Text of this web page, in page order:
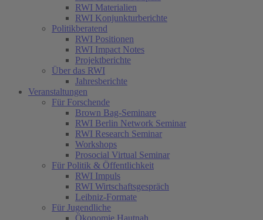
RWI Materialien
RWI Konjunkturberichte
Politikberatend
RWI Positionen
RWI Impact Notes
Projektberichte
Über das RWI
Jahresberichte
Veranstaltungen
Für Forschende
Brown Bag-Seminare
RWI Berlin Network Seminar
RWI Research Seminar
Workshops
Prosocial Virtual Seminar
Für Politik & Öffentlichkeit
RWI Impuls
RWI Wirtschaftsgespräch
Leibniz-Formate
Für Jugendliche
Ökonomie Hautnah